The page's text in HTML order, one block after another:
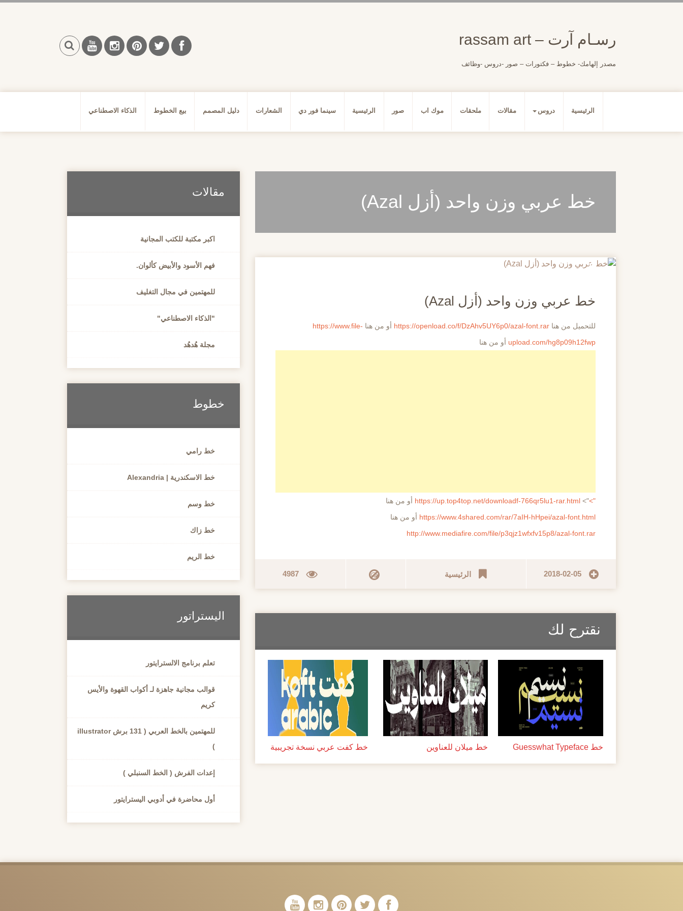
رسـام آرت – rassam art
مصدر إلهامك- خطوط – فكتورات – صور -دروس -وظائف
الرئيسية دروس مقالات ملحقات موك اب صور الرئيسية سينما فور دي الشعارات دليل المصمم بيع الخطوط الذكاء الاصطناعي
خط عربي وزن واحد (أزل Azal)
20
خط عربي وزن واحد (أزل Azal)
للتحميل من هنا https://openload.co/f/DzAhv5UY6p0/azal-font.rar أو من هنا https://www.file-
upload.com/hg8p09h12fwp أو من هنا
">
">
https://up.top4top.net/downloadf-766qr5lu1-rar.html أو من هنا
https://www.4shared.com/rar/7aIH-hHpei/azal-font.html أو من هنا
http://www.mediafire.com/file/p3qjz1wfxfv15p8/azal-font.rar
2018-02-05 الرئيسية 4987
نقترح لك
خط Guesswhat Typeface خط ميلان للعناوين خط كفت عربي نسخة تجريبية
مقالات
اكبر مكتبة للكتب المجانية
فهم الأسود والأبيض كألوان.
للمهتمين في مجال التغليف
"الذكاء الاصطناعي"
مجلة هُدهُد
خطوط
خط رامي
خط الاسكندرية | Alexandria
خط وسم
خط زاك
خط الريم
اليستراتور
تعلم برنامج الالسترايتور
قوالب مجانية جاهزة لـ أكواب القهوة والأيس
كريم
للمهتمين بالخط العربي ( 131 برش illustrator
)
إعدات الفرش ( الخط السنبلي )
أول محاضرة في أدوبي اليسترايتور